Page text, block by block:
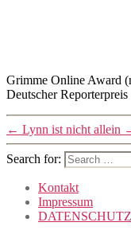
Grimme Online Award
Deutscher Reporterpreis
← Lynn ist nicht allein
Search for:
Kontakt
Impressum
DATENSCHUTZ